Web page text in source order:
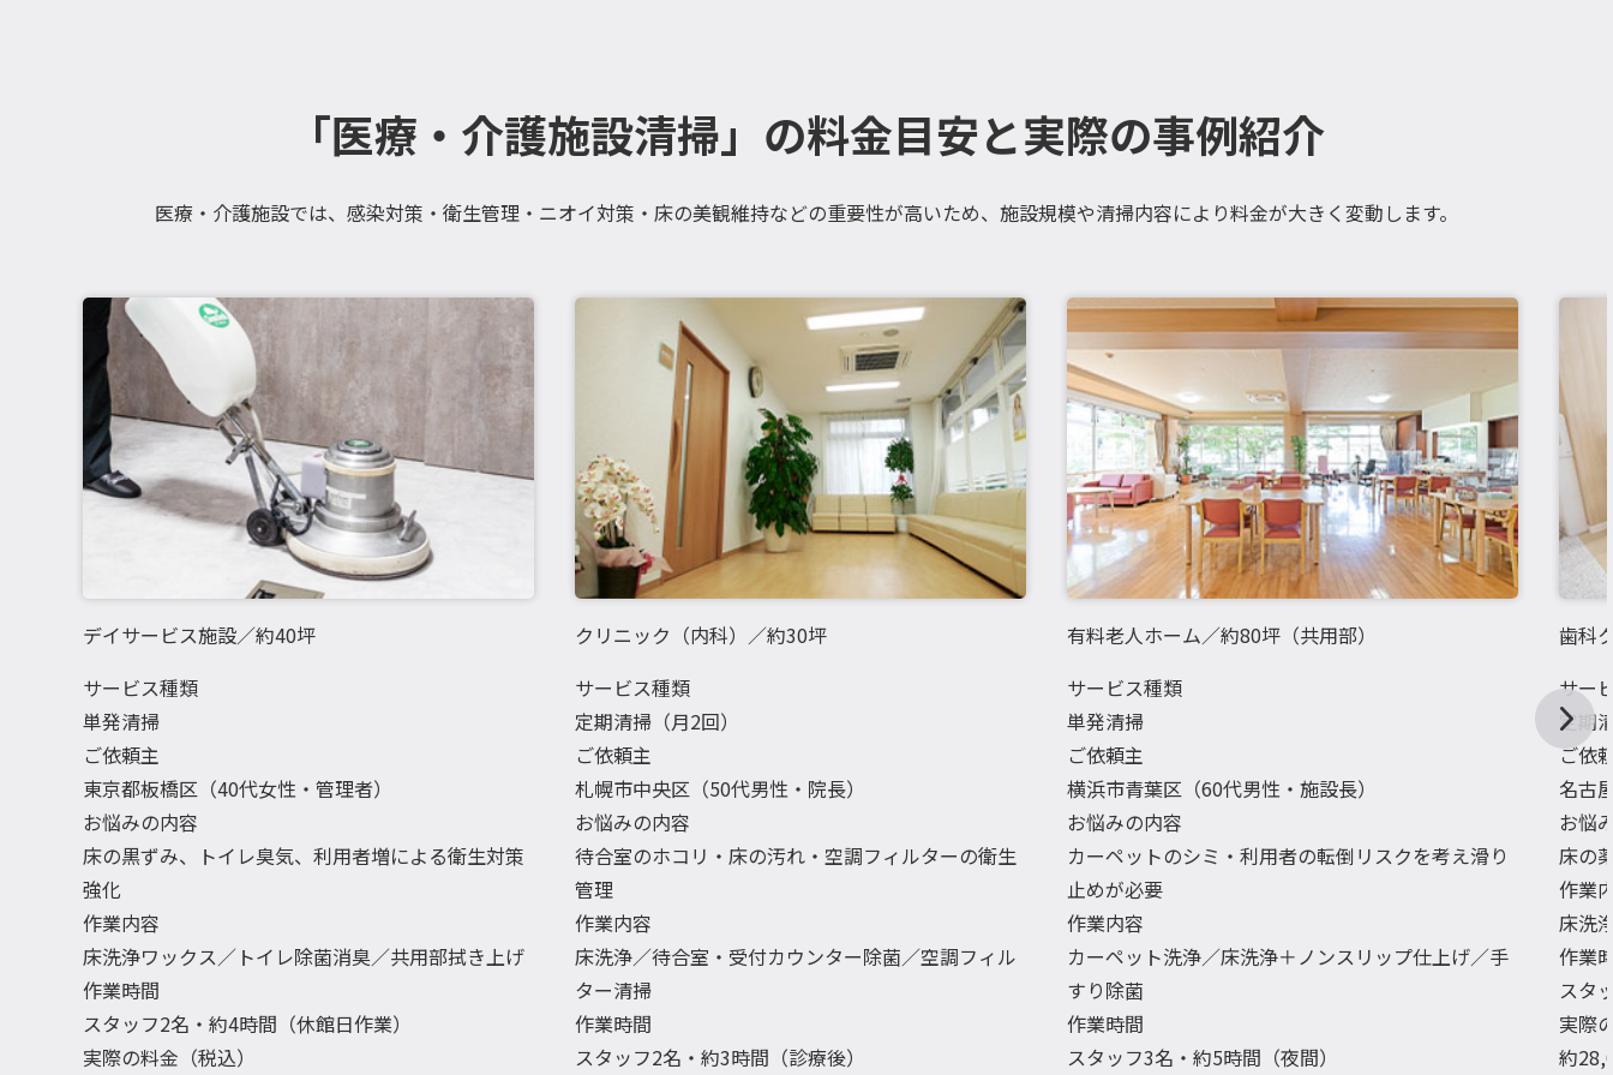
「医療・介護施設清掃」の料金目安と実際の事例紹介
医療・介護施設では、感染対策・衛生管理・ニオイ対策・床の美観維持などの重要性が高いため、施設規模や清掃内容により料金が大きく変動します。
デイサービス施設／約40坪
サービス種類
単発清掃
ご依頼主
東京都板橋区（40代女性・管理者）
お悩みの内容
床の黒ずみ、トイレ臭気、利用者増による衛生対策
強化
作業内容
床洗浄ワックス／トイレ除菌消臭／共用部拭き上げ
作業時間
スタッフ2名・約4時間（休館日作業）
実際の料金（税込）
クリニック（内科）／約30坪
サービス種類
定期清掃（月2回）
ご依頼主
札幌市中央区（50代男性・院長）
お悩みの内容
待合室のホコリ・床の汚れ・空調フィルターの衛生
管理
作業内容
床洗浄／待合室・受付カウンター除菌／空調フィル
ター清掃
作業時間
スタッフ2名・約3時間（診療後）
有料老人ホーム／約80坪（共用部）
サービス種類
単発清掃
ご依頼主
横浜市青葉区（60代男性・施設長）
お悩みの内容
カーペットのシミ・利用者の転倒リスクを考え滑り
止めが必要
作業内容
カーペット洗浄／床洗浄＋ノンスリップ仕上げ／手
すり除菌
作業時間
スタッフ3名・約5時間（夜間）
歯科
サー
定期
ご依
名古
お悩
床の
作業
床洗
作業
スタ
実際
約